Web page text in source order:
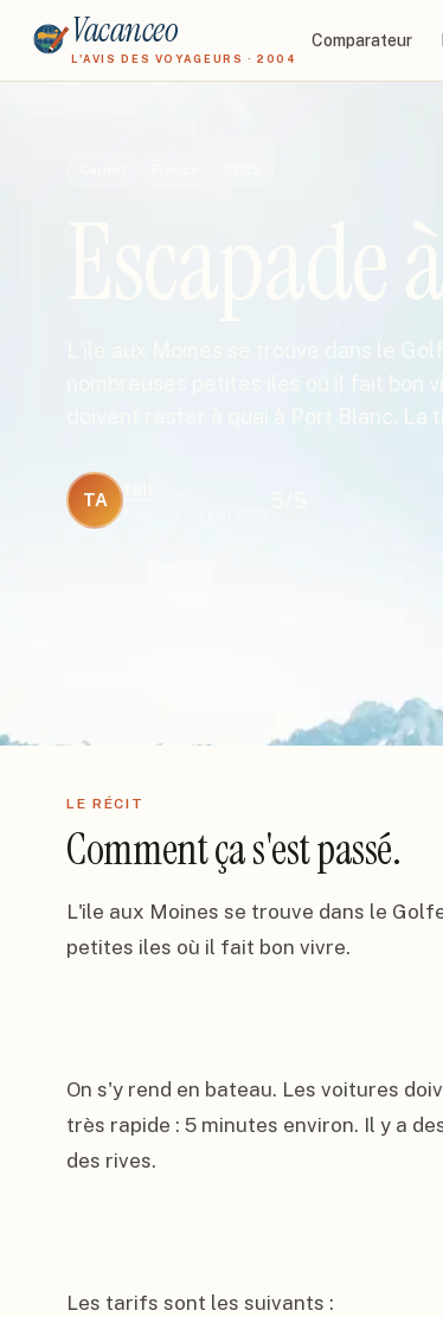
Vacanceo
L'AVIS DES VOYAGEURS · 2004
Comparateur
L'ile aux Moines se trouve dans le
nombreuses petites iles où il fait bon
doivent rester à quai à Port Blanc.
TA
LE RÉCIT
Comment ça s'est passé.
L'ile aux Moines se trouve dans le
petites iles où il fait bon vivre.
On s'y rend en bateau. Les voitures
très rapide : 5 minutes environ. Il y a
des rives.
Les tarifs sont les suivants :